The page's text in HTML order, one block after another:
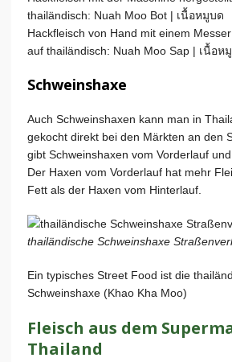
thailändisch: Nuah Moo Bot | เนื้อหมูบด
Hackfleisch von Hand mit einem
auf thailändisch: Nuah Moo Sap | เนื้อห
Schweinshaxe
Auch Schweinshaxen kann man in
gekocht direkt bei den Märkten an den
gibt Schweinshaxen vom Vorderlauf
Der Haxen vom Vorderlauf hat mehr
Fett als der Haxen vom Hinterlauf.
thailändische Schweinshaxe
Ein typisches Street Food ist die
Schweinshaxe (Khao Kha Moo)
Fleisch aus dem
Thailand